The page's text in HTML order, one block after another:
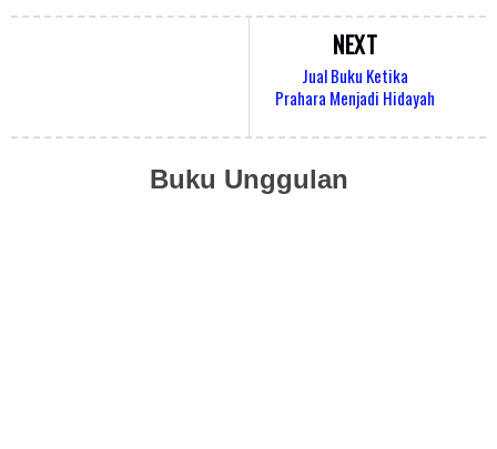
NEXT
Jual Buku Ketika
Prahara Menjadi Hidayah
Buku Unggulan